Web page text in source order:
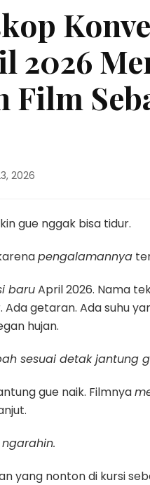
2026
Film
2026
gue nggak bisa tidur.
pengalamannya
baruApril 2026. Nama
Ada getaran. Ada suhu
hujan.
sesuai detak jantung
gue naik. Filmnya
yang nonton di kursi